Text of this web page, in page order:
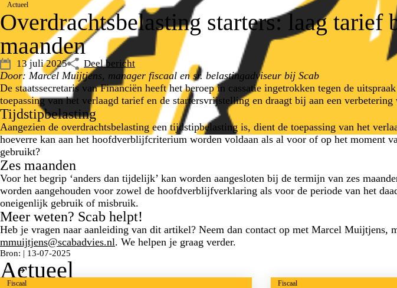
Actueel
Overdrachtsbelasting starters: laag
maanden
13 juli 2025 Deel bericht
Door: Marcel Muijtjens, manager fiscaal en sr. belastingadviseur bij Scab
De staatssecretaris van Financiën heeft het beroep in cassatie ingetrokken tegen de
toepassing van het verlaagd tarief en de startersvrijstelling en draagt bij aan een
Tijdstipbelasting
Aangezien de overdrachtsbelasting een tijdstipbelasting is, dient de toepassing van het
hoeverre kan aan het hoofdverblijfcriterium worden voldaan als al voor of op het
gebruikt?
Zes maanden
Voor het begrip ‘anders dan tijdelijk’ kan worden aangesloten bij de termijn van zes
worden aangehouden voor zowel de hoofdverblijfverklaring als voor de periode van het
oneigenlijk gebruik of misbruik.
Meer weten? Scab helpt!
Heb je vragen naar aanleiding van dit artikel? Neem dan contact op met Marcel
mmuijtjens@scabadvies.nl. We helpen je graag verder.
Bron: | 13-07-2025
Actueel
Fiscaal Fiscaal